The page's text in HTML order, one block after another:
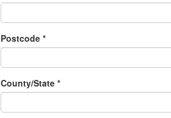
Postcode *
County/State *